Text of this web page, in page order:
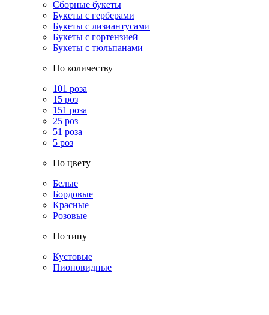
Сборные букеты
Букеты с герберами
Букеты с лизиантусами
Букеты с гортензией
Букеты с тюльпанами
По количеству
101 роза
15 роз
151 роза
25 роз
51 роза
5 роз
По цвету
Белые
Бордовые
Красные
Розовые
По типу
Кустовые
Пионовидные